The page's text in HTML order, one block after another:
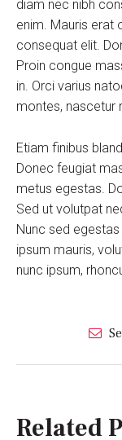
diam nec nibh
enim. Mauris erat
consequat elit.
Proin congue
in. Orci varius
montes, nascetur
Etiam finibus
Donec feugiat
metus egestas.
Sed ut volutpat
Nunc sed
ipsum mauris,
nunc ipsum,
Related